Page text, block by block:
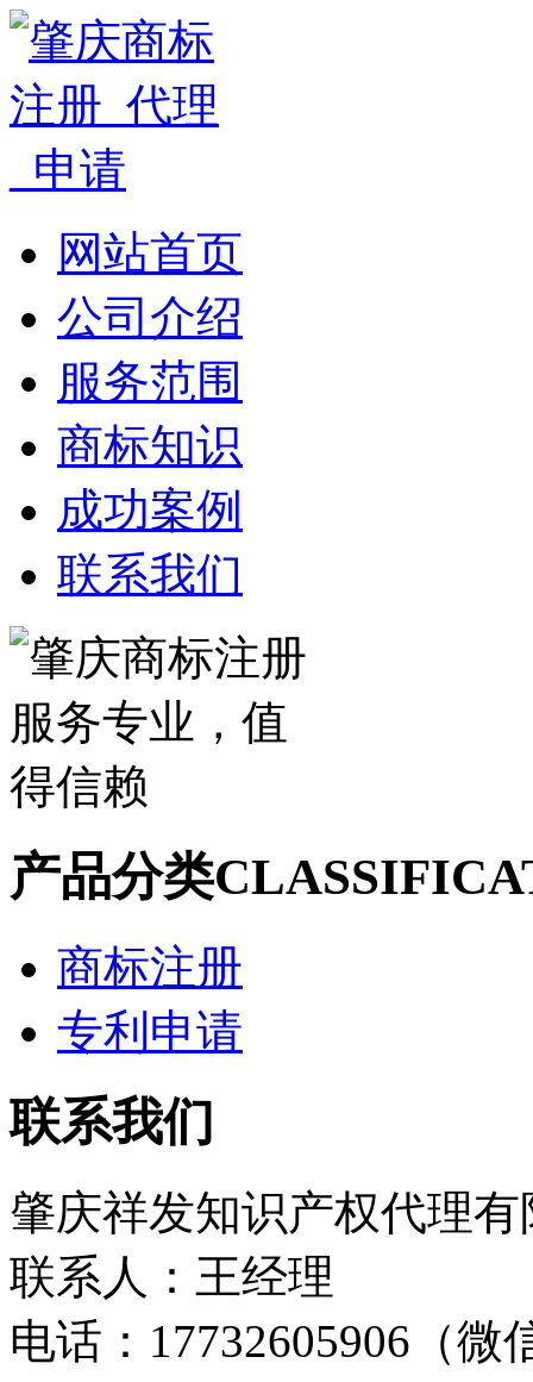
网站首页
公司介绍
服务范围
商标知识
成功案例
联系我们
产品分类
商标注册
专利申请
联系我们
肇庆祥发知识产权代理有
联系人：王经理
电话：17732605906（微